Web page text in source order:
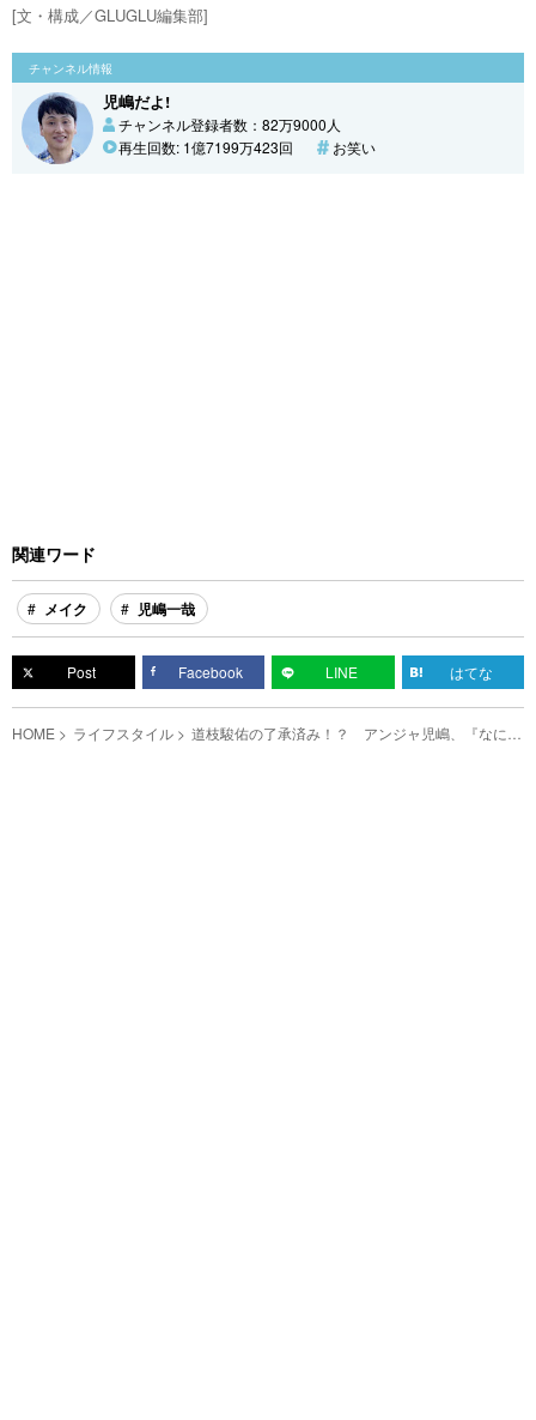
[文・構成／GLUGLU編集部]
チャンネル情報
児嶋だよ!
チャンネル登録者数：82万9000人
再生回数: 1億7199万423回
お笑い
関連ワード
メイク 児嶋一哉
Post Facebook LINE はてな
HOME ライフスタイル 道枝駿佑の了承済み！？ アンジャ児嶋、『なにわ
男子』風メイクに挑戦した結果がこちら